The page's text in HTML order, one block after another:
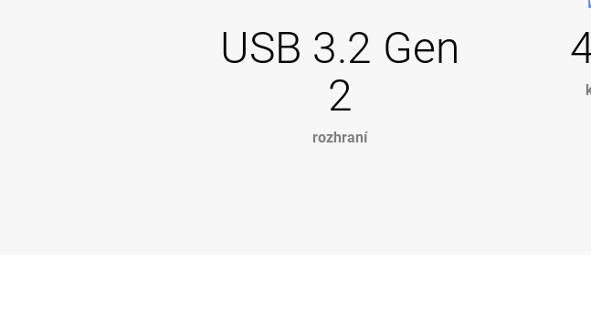
USB 3.2 Gen
2
rozhraní